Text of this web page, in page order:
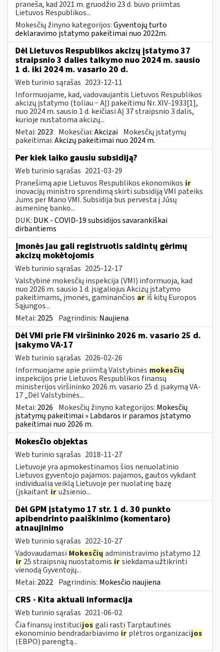
praneša, kad 2021 m. gruodžio 23 d. buvo priimtas
Lietuvos Respublikos...
Mokesčių žinyno kategorijos:Gyventojų turto
deklaravimo įstatymo pakeitimai nuo 2022m.
Dėl Lietuvos Respublikos akcizų įstatymo 37
straipsnio 3 dalies taikymo nuo 2024 m. sausio
1 d. iki 2024 m. vasario 20 d.
Web turinio sąrašas 2023-12-11
Informuojame, kad, vadovaujantis Lietuvos Respublikos
akcizų įstatymo (toliau − AĮ) pakeitimu Nr. XIV-1933[1],
nuo 2024 m. sausio 1 d. keičiasi AĮ 37 straipsnio 3 dalis,
kurioje nustatoma akcizų...
Metai: 2023 Mokesčiai:Akcizai Mokesčių įstatymų
pakeitimai:Akcizų pakeitimai nuo 2024 m.
Per kiek laiko gausiu subsidiją?
Web turinio sąrašas 2021-03-29
Pranešimą apie Lietuvos Respublikos ekonomikos ir
inovacijų ministro sprendimą skirti subsidiją VMI pateiks
Jums per Mano VMI. Subsidija bus pervesta į Jūsų
asmeninę banko...
DUK: DUK - COVID-19 subsidijos savarankiškai
dirbantiems
Įmonės jau gali registruotis saldintų gėrimų
akcizų mokėtojomis
Web turinio sąrašas 2025-12-17
Valstybinė mokesčių inspekcija (VMI) informuoja, kad
nuo 2026 m. sausio 1 d. įsigaliojus Akcizų įstatymo
pakeitimams, įmonės, gaminančios ar iš kitų Europos
Sąjungos...
Metai: 2025 Pagrindinis: Naujiena
Dėl VMI prie FM viršininko 2026 m. vasario 25 d.
įsakymo VA-17
Web turinio sąrašas 2026-02-26
Informuojame apie priimtą Valstybinės mokesčių
inspekcijos prie Lietuvos Respublikos finansų
ministerijos viršininko 2026 m. vasario 25 d. įsakymą VA-
17 „Dėl Valstybinės...
Metai: 2026 Mokesčių žinyno kategorijos: Mokesčių
įstatymų pakeitimai » Labdaros ir paramos įstatymo
pakeitimai nuo 2026 m.
Mokesčio objektas
Web turinio sąrašas 2018-11-27
Lietuvoje yra apmokestinamos šios nenuolatinio
Lietuvos gyventojo pajamos: pajamos, gautos vykdant
individualią veiklą Lietuvoje per nuolatinę bazę
(įskaitant iružsienio...
Dėl GPM įstatymo 17 str. 1 d. 30 punkto
apibendrinto paaiškinimo (komentaro)
atnaujinimo
Web turinio sąrašas 2022-10-27
Vadovaudamasi Mokesčių administravimo įstatymo 12
ir 25 straipsnių nuostatomis irsiekdama užtikrinti
vienodą Gyventojų...
Metai: 2022 Pagrindinis: Mokesčio naujiena
CRS - Kita aktuali informacija
Web turinio sąrašas 2021-06-02
Čia finansų institucijos gali rasti Tarptautinės
ekonominio bendradarbiavimo ir plėtros organizacijos
(EBPO) parengtą...